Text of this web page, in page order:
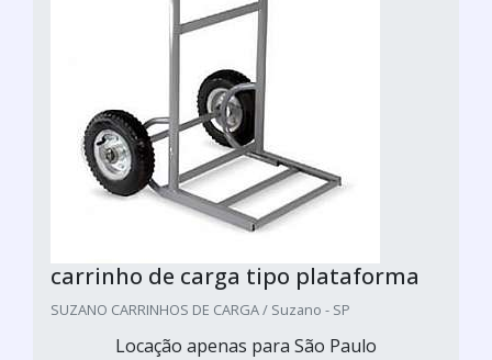
carrinho de carga tipo plataforma
SUZANO CARRINHOS DE CARGA / Suzano - SP
Locação apenas para São Paulo